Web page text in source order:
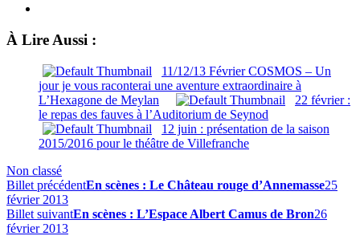
À Lire Aussi :
11/12/13 Février COSMOS – Un
jour je vous raconterai une aventure extraordinaire à
L’Hexagone de Meylan
22 février :
le repas des fauves à l’Auditorium de Seynod
12 juin : présentation de la saison
2015/2016 pour le théâtre de Villefranche
Non classé
Billet précédentEn scènes : Le Château rouge d’Annemasse25
février 2013
Billet suivantEn scènes : L’Espace Albert Camus de Bron26
février 2013